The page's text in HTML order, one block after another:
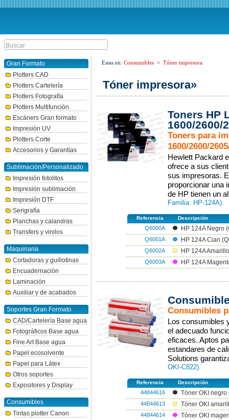
Gran Formato
Plotters CAD
Plotters Cartelería
Plotters Fotografía
Plotters Multifunción
Escáners Gran formato
Impresión UV
Plotters Corte
Accesorios y Garantías
Sublimación/Personalizado
Impresión fotolitos
Impresión sublimación
Impresión DTF
Serigrafía
Planchas y calandras
Transfers y vinilos
Maquinaria
Cortadoras y guillotinas
Encuadernación
Laminación
Auxiliar y de acabados
Soportes Gran Formato
CAD/Cartelería Base agua
Fotográficos Base agua
Fine Art Base agua
Papel ecosolvente
Papel para Látex
Otros soportes
Expositores y Display
Consumibles
Tintas plotter Canon
Estas en: Consumibles > Tóner impresora
Tóner impresora»
Toners HP
1600/2600/
Toners para
1600/2600/
Hewlett Packard
ofrece a sus
sus impresoras.
proporcionar una
de HP tienen un
Familia: HP-124A).
Referencia Descripción
Q6000A HP 124A Negro
Q6001A HP 124A Cian
Q6002A HP 124A
Q6003A HP 124A
Consumibles
Los consumibles
el adecuado
eficaces. Aptos
estandares de
Solutions
OKI-C822).
Referencia Descripción
44844616 Tóner OKI
44844613 Tóner OKI
44844614 Tóner OKI